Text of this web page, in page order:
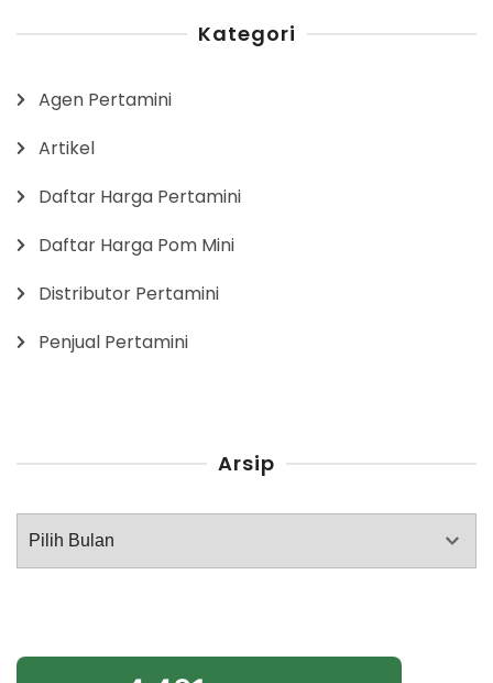
Kategori
Agen Pertamini
Artikel
Daftar Harga Pertamini
Daftar Harga Pom Mini
Distributor Pertamini
Penjual Pertamini
Arsip
Arsip